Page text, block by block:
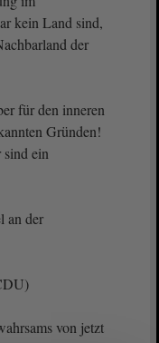
kein Land sind,
der
für den inneren
Gründen!
ein
an der
von jetzt